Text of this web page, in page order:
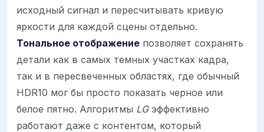
исходный сигнал и пересчитывать кривую
яркости для каждой сцены отдельно.
Тональное отображение позволяет сохранять
детали как в самых темных участках кадра,
так и в пересвеченных областях, где обычный
HDR10 мог бы просто показать черное или
белое пятно. Алгоритмы LGэффективно
работают даже с контентом, который